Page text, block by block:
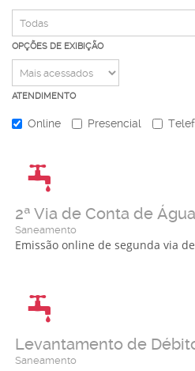
OPÇÕES DE EXIBIÇÃO
ATENDIMENTO
Online Presencial
2ª Via de Conta de Água
Saneamento
Emissão online de segunda via
Levantamento de
Saneamento